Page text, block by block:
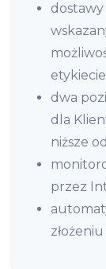
dwa
dla
niższe
przez